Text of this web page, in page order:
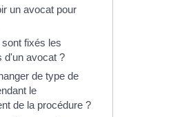
un avocat pour
fixés les
d'un avocat ?
de type de
le
de la procédure ?